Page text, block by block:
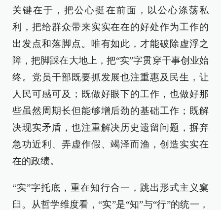
关键在于，把公心挺在前面，以公心涤荡私
利，把给群众带来实实在在的好处作为工作的
出发点和落脚点。唯有如此，才能破除虚浮之
障，把脚踩在大地上，把“实”字贯穿干事创业始
终。党员干部既要抓发展也注重惠及民生，让
人民可感可及；既做好眼下的工作，也做好那
些虽然周期长但能够增后劲的基础工作；既解
决现实矛盾，也注重解决历史遗留问题，摒弃
急功近利、弄虚作假、竭泽而渔，创造实实在
在的政绩。
“实”字托底，重在知行合一，跳出形式主义窠
臼。从哲学维度看，“实”是“知”与“行”的统一，